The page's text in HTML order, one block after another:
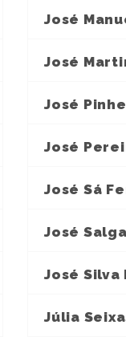
José
José
José
José
José Sá
José
José
Júlia